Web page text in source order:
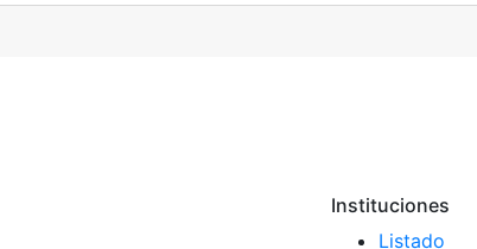
Instituciones
Listado